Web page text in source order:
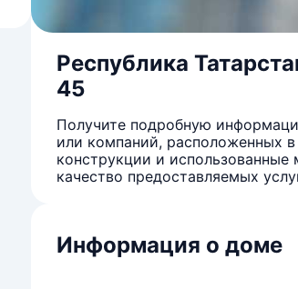
Республика
45
Получите подробную
или компаний, расположенных
конструкции и
качество предоставляемых
Информация о доме